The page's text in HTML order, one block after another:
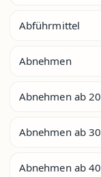
Abführmittel
Abnehmen
Abnehmen ab 20
Abnehmen ab 30
Abnehmen ab 40